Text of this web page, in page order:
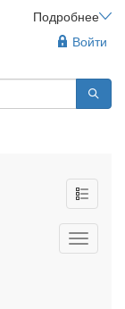
Подробнее
Войти